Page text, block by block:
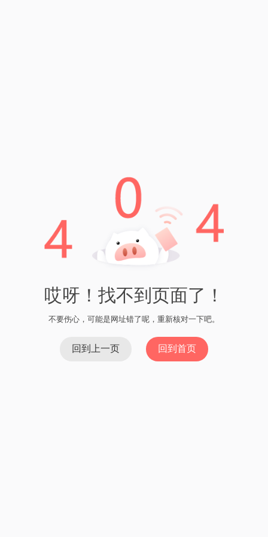
哎呀！找不到页面了！
不要伤心，可能是网址错了呢，重新核对一下吧。
回到上一页 回到首页